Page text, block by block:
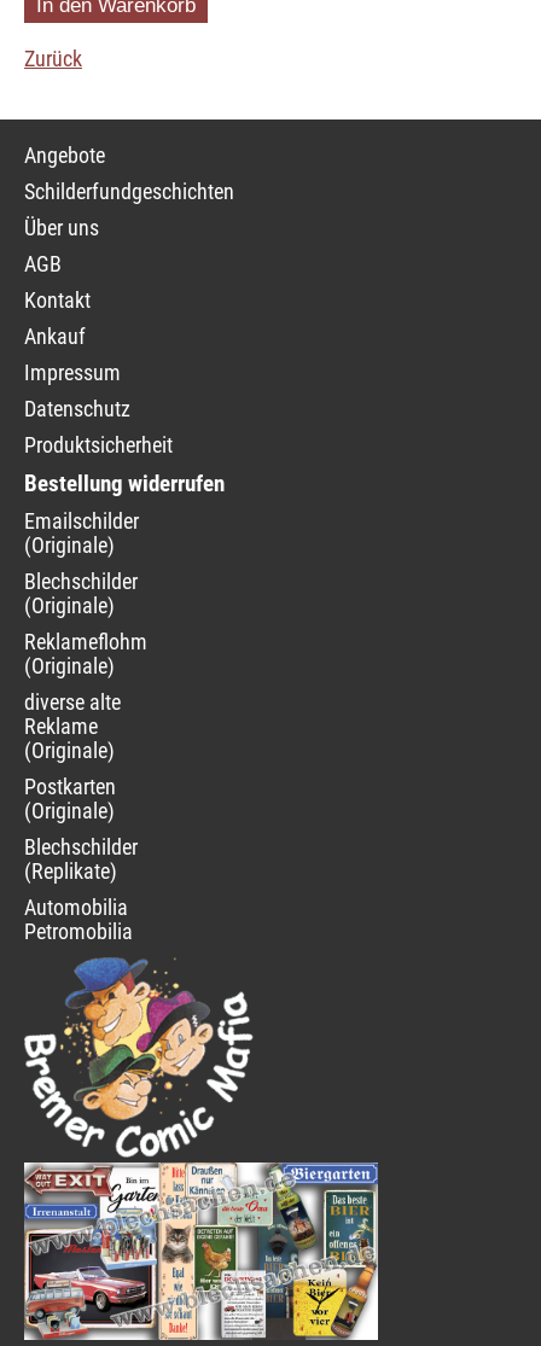
Zurück
Navigation
überspringen
Angebote
Schilderfundgeschichten
Über uns
AGB
Kontakt
Ankauf
Impressum
Datenschutz
Produktsicherheit
Bestellung widerrufen
Navigation
überspringen
Emailschilder
(Originale)
Blechschilder
(Originale)
Reklameflohmarkt
(Originale)
diverse alte
Reklame
(Originale)
Postkarten
(Originale)
Blechschilder
(Replikate)
Automobilia
Petromobilia